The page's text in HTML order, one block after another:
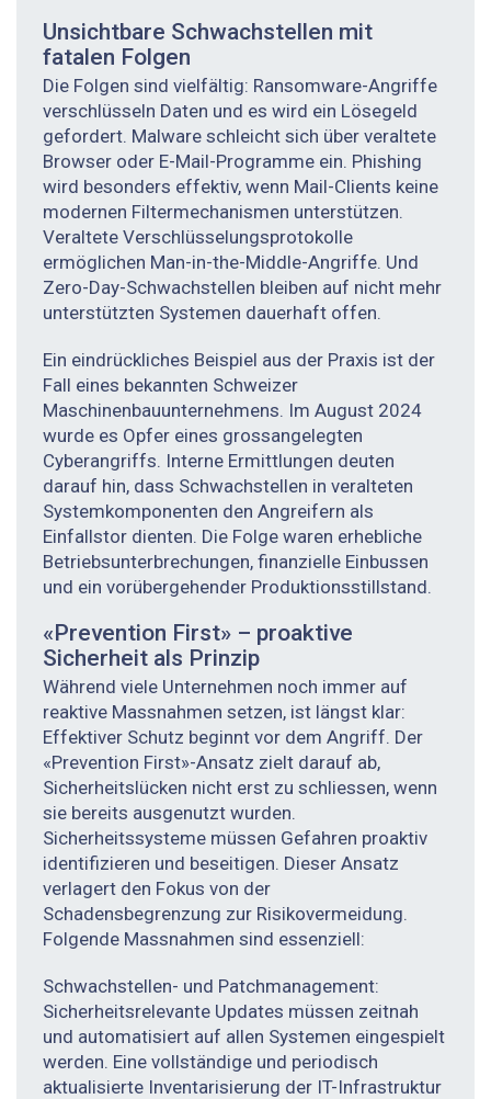
Unsichtbare Schwachstellen mit
fatalen Folgen
Die Folgen sind vielfältig: Ransomware-Angriffe
verschlüsseln Daten und es wird ein Lösegeld
gefordert. Malware schleicht sich über veraltete
Browser oder E-Mail-Programme ein. Phishing
wird besonders effektiv, wenn Mail-Clients keine
modernen Filtermechanismen unterstützen.
Veraltete Verschlüsselungsprotokolle
ermöglichen Man-in-the-Middle-Angriffe. Und
Zero-Day-Schwachstellen bleiben auf nicht mehr
unterstützten Systemen dauerhaft offen.
Ein eindrückliches Beispiel aus der Praxis ist der
Fall eines bekannten Schweizer
Maschinenbauunternehmens. Im August 2024
wurde es Opfer eines grossangelegten
Cyberangriffs. Interne Ermittlungen deuten
darauf hin, dass Schwachstellen in veralteten
Systemkomponenten den Angreifern als
Einfallstor dienten. Die Folge waren erhebliche
Betriebsunterbrechungen, finanzielle Einbussen
und ein vorübergehender Produktionsstillstand.
«Prevention First» – proaktive
Sicherheit als Prinzip
Während viele Unternehmen noch immer auf
reaktive Massnahmen setzen, ist längst klar:
Effektiver Schutz beginnt vor dem Angriff. Der
«Prevention First»-Ansatz zielt darauf ab,
Sicherheitslücken nicht erst zu schliessen, wenn
sie bereits ausgenutzt wurden.
Sicherheitssysteme müssen Gefahren proaktiv
identifizieren und beseitigen. Dieser Ansatz
verlagert den Fokus von der
Schadensbegrenzung zur Risikovermeidung.
Folgende Massnahmen sind essenziell:
Schwachstellen- und Patchmanagement:
Sicherheitsrelevante Updates müssen zeitnah
und automatisiert auf allen Systemen eingespielt
werden. Eine vollständige und periodisch
aktualisierte Inventarisierung der IT-Infrastruktur